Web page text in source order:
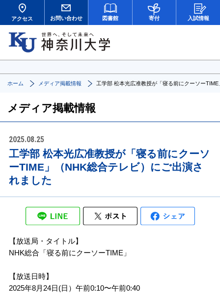
アクセス お問い合わせ 図書館 寄付 入試情報
ホーム メディア掲載情報 工学部 松本光広准教授が「寝る前にクーソー
メディア掲載情報
2025.08.25
工学部 松本光広准教授が「寝る前にクーソ
ーTIME」（NHK総合テレビ）にご出演さ
れました
【放送局・タイトル】
NHK総合「寝る前にクーソーTIME」
【放送日時】
2025年8月24日(日）午前0:10〜午前0:40